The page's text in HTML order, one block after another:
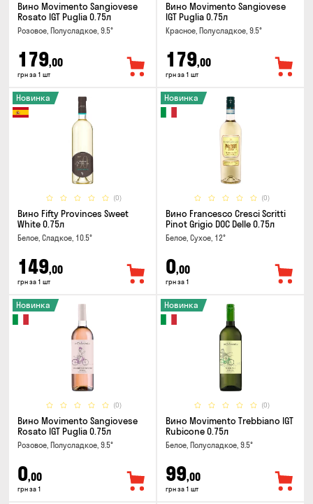
Вино Movimento Sangiovese
Rosato IGT Puglia 0.75л
Розовое, Полусладкое, 9.5°
179,00
грн за 1 шт
Вино Movimento Sangiovese
IGT Puglia 0.75л
Красное, Полусладкое, 9.5°
179,00
грн за 1 шт
(0)
Новинка
Вино Fifty Provinces Sweet
White 0.75л
Белое, Сладкое, 10.5°
149,00
грн за 1 шт
(0)
Новинка
Вино Francesco Cresci Scritti
Pinot Grigio DOC Delle 0.75л
Белое, Сухое, 12°
0,00
грн за 1
(0)
Новинка
Вино Movimento Sangiovese
Rosato IGT Puglia 0.75л
Розовое, Полусладкое, 9.5°
0,00
грн за 1
(0)
Новинка
Вино Movimento Trebbiano IGT
Rubicone 0.75л
Белое, Полусладкое, 9.5°
99,00
грн за 1 шт